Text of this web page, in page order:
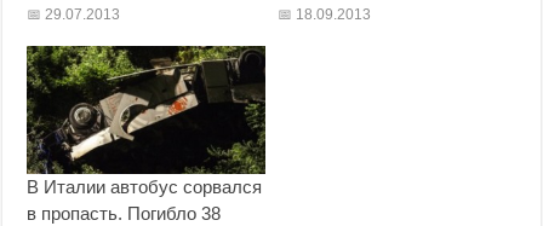
29.07.2013 18.09.2013
В Италии автобус сорвался
в пропасть. Погибло 38